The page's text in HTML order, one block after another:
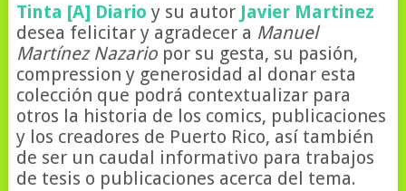
Tinta [A] Diario y su autor Javier Martinez
desea felicitar y agradecer a Manuel
Martínez Nazariopor su gesta, su pasión,
compression y generosidad al donar esta
colección que podrá contextualizar para
otros la historia de los comics, publicaciones
y los creadores de Puerto Rico, así también
de ser un caudal informativo para trabajos
de tesis o publicaciones acerca del tema.